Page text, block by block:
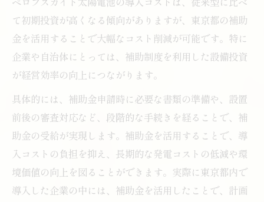
て初期投資が高くなる傾向がありますが、東京都の補助
金を活用することで大幅なコスト削減が可能です。特に
企業や自治体にとっては、補助制度を利用した設備投資
が経営効率の向上につながります。
具体的には、補助金申請時に必要な書類の準備や、設置
前後の審査対応など、段階的な手続きを経ることで、補
助金の受給が実現します。補助金を活用することで、導
入コストの負担を抑え、長期的な発電コストの低減や環
境価値の向上を図ることができます。実際に東京都内で
導入した企業の中には、補助金を活用したことで、計画